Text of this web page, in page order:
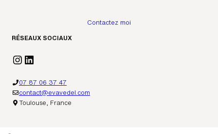
Contactez moi
RÉSEAUX SOCIAUX
Instagram
LinkedIn
07 87 06 37 47
contact@evavedel.com
Toulouse, France